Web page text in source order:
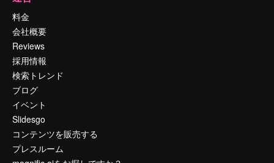
料金
会社概要
Reviews
採用情報
検索トレンド
ブログ
イベント
Slidesgo
コンテンツを販売する
プレスルーム